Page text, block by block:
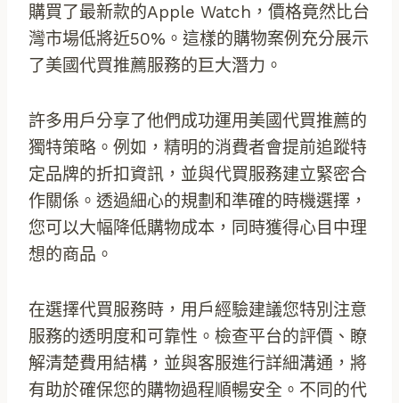
購買了最新款的Apple Watch，價格竟然比台
灣市場低將近50%。這樣的購物案例充分展示
了美國代買推薦服務的巨大潛力。
許多用戶分享了他們成功運用美國代買推薦的
獨特策略。例如，精明的消費者會提前追蹤特
定品牌的折扣資訊，並與代買服務建立緊密合
作關係。透過細心的規劃和準確的時機選擇，
您可以大幅降低購物成本，同時獲得心目中理
想的商品。
在選擇代買服務時，用戶經驗建議您特別注意
服務的透明度和可靠性。檢查平台的評價、瞭
解清楚費用結構，並與客服進行詳細溝通，將
有助於確保您的購物過程順暢安全。不同的代